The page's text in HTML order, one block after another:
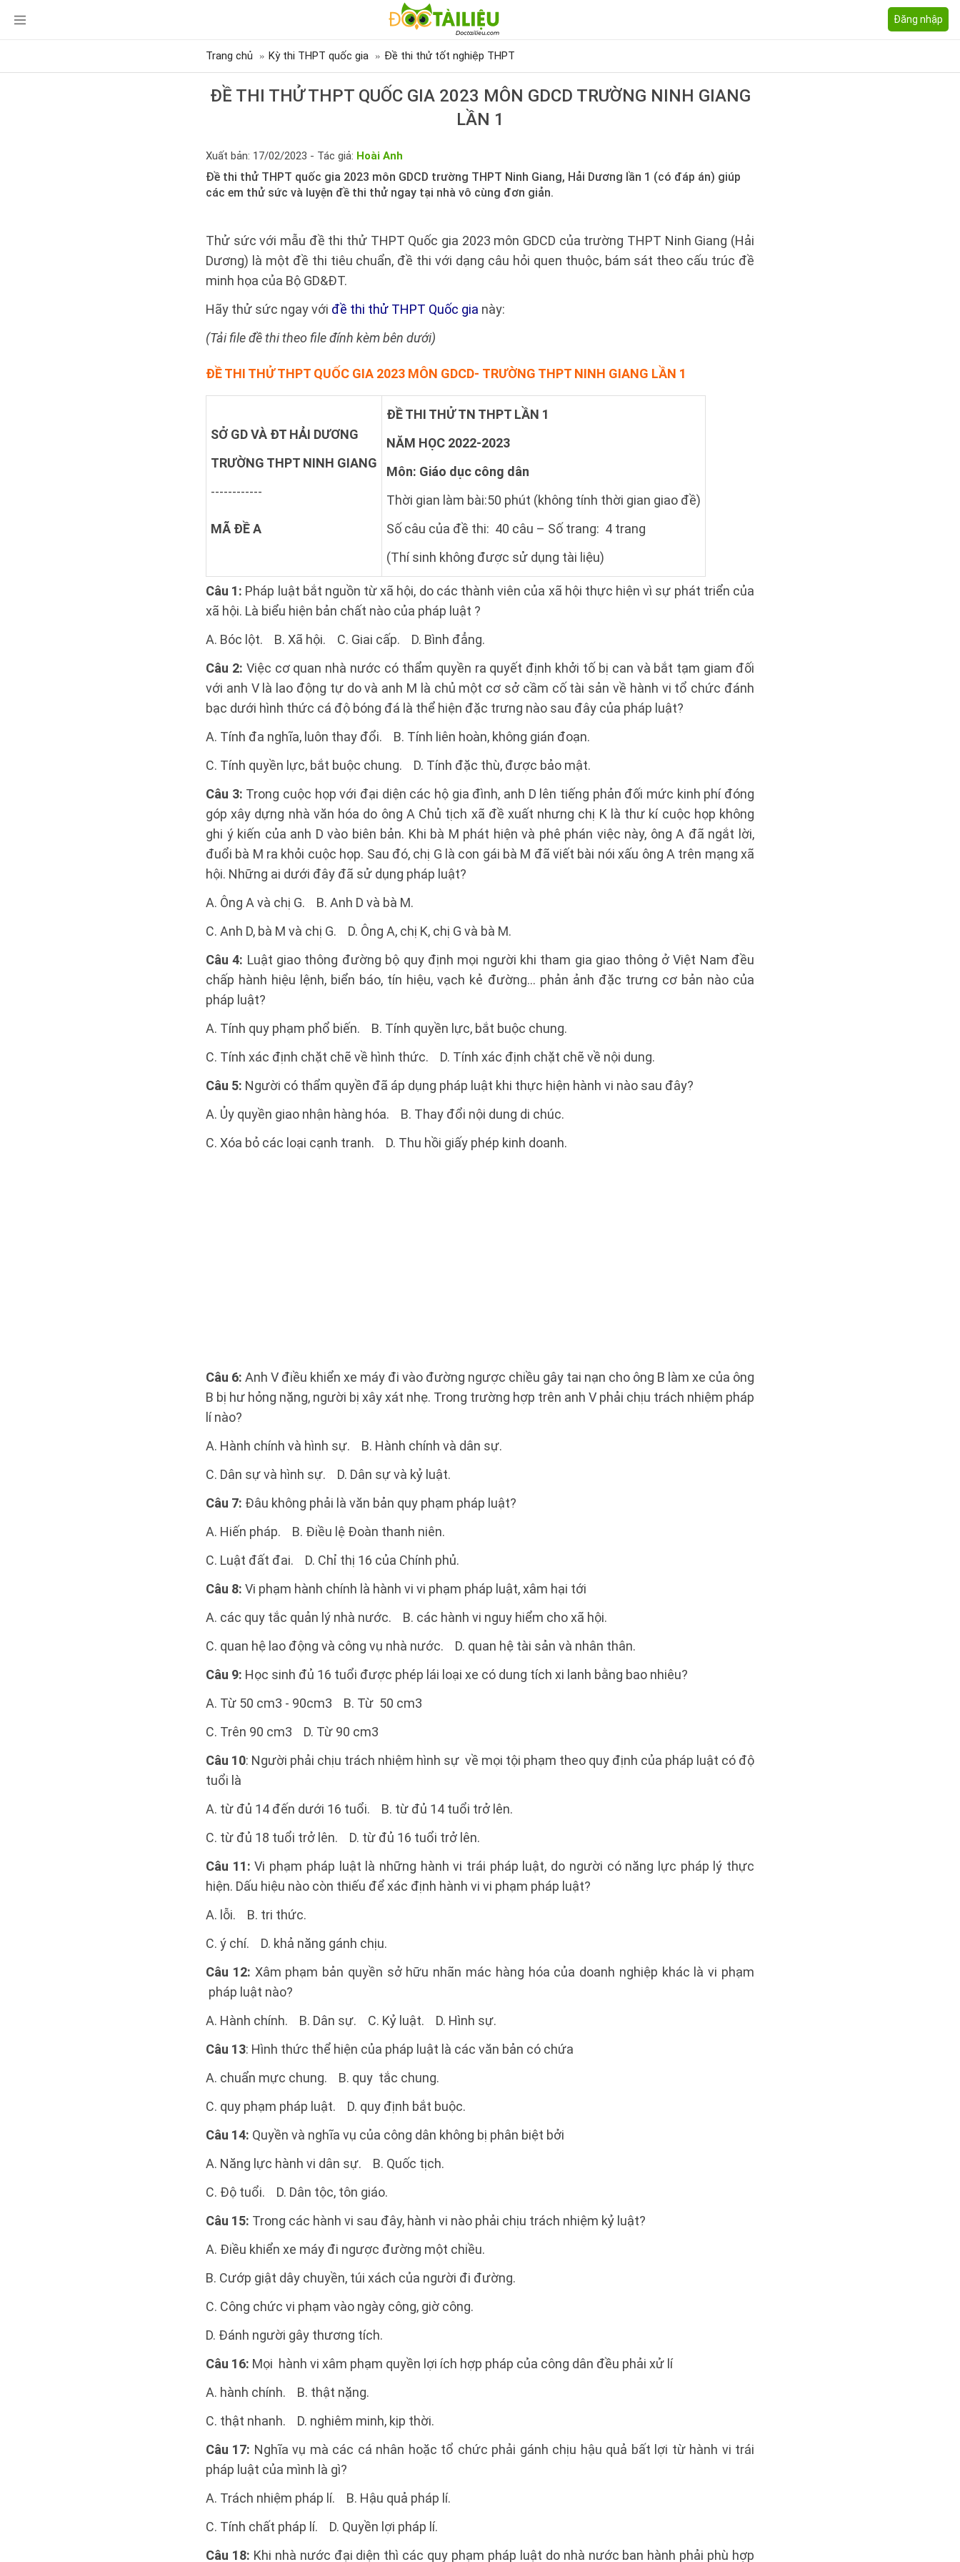
Đăng nhập
Trang chủ Kỳ thi THPT quốc gia Đề thi thử tốt nghiệp THPT
ĐỀ THI THỬ THPT QUỐC GIA 2023 MÔN GDCD TRƯỜNG NINH GIANG
LẦN 1
Xuất bản: 17/02/2023 - Tác giả: Hoài Anh
Đề thi thử THPT quốc gia 2023 môn GDCD trường THPT Ninh Giang, Hải Dương lần 1 (có đáp án) giúp
các em thử sức và luyện đề thi thử ngay tại nhà vô cùng đơn giản.
Thử sức với mẫu đề thi thử THPT Quốc gia 2023 môn GDCD của trường THPT Ninh Giang (Hải
Dương) là một đề thi tiêu chuẩn, đề thi với dạng câu hỏi quen thuộc, bám sát theo cấu trúc đề
minh họa của Bộ GD&ĐT.
Hãy thử sức ngay với đề thi thử THPT Quốc gia này:
(Tải file đề thi theo file đính kèm bên dưới)
ĐỀ THI THỬ THPT QUỐC GIA 2023 MÔN GDCD- TRƯỜNG THPT NINH GIANG LẦN 1
SỞ GD VÀ ĐT HẢI DƯƠNG
TRƯỜNG THPT NINH GIANG
------------
MÃ ĐỀ A
ĐỀ THI THỬ TN THPT LẦN 1
NĂM HỌC 2022-2023
Môn: Giáo dục công dân
Thời gian làm bài:50 phút (không tính thời gian giao đề)
Số câu của đề thi: 40 câu – Số trang: 4 trang
(Thí sinh không được sử dụng tài liệu)
Câu 1: Pháp luật bắt nguồn từ xã hội, do các thành viên của xã hội thực hiện vì sự phát triển của
xã hội. Là biểu hiện bản chất nào của pháp luật ?
A. Bóc lột. B. Xã hội. C. Giai cấp. D. Bình đẳng.
Câu 2: Việc cơ quan nhà nước có thẩm quyền ra quyết định khởi tố bị can và bắt tạm giam đối
với anh V là lao động tự do và anh M là chủ một cơ sở cầm cố tài sản về hành vi tổ chức đánh
bạc dưới hình thức cá độ bóng đá là thể hiện đặc trưng nào sau đây của pháp luật?
A. Tính đa nghĩa, luôn thay đổi. B. Tính liên hoàn, không gián đoạn.
C. Tính quyền lực, bắt buộc chung. D. Tính đặc thù, được bảo mật.
Câu 3: Trong cuộc họp với đại diện các hộ gia đình, anh D lên tiếng phản đối mức kinh phí đóng
góp xây dựng nhà văn hóa do ông A Chủ tịch xã đề xuất nhưng chị K là thư kí cuộc họp không
ghi ý kiến của anh D vào biên bản. Khi bà M phát hiện và phê phán việc này, ông A đã ngắt lời,
đuổi bà M ra khỏi cuộc họp. Sau đó, chị G là con gái bà M đã viết bài nói xấu ông A trên mạng xã
hội. Những ai dưới đây đã sử dụng pháp luật?
A. Ông A và chị G. B. Anh D và bà M.
C. Anh D, bà M và chị G. D. Ông A, chị K, chị G và bà M.
Câu 4: Luật giao thông đường bộ quy định mọi người khi tham gia giao thông ở Việt Nam đều
chấp hành hiệu lệnh, biển báo, tín hiệu, vạch kẻ đường… phản ảnh đặc trưng cơ bản nào của
pháp luật?
A. Tính quy phạm phổ biến. B. Tính quyền lực, bắt buộc chung.
C. Tính xác định chặt chẽ về hình thức. D. Tính xác định chặt chẽ về nội dung.
Câu 5: Người có thẩm quyền đã áp dụng pháp luật khi thực hiện hành vi nào sau đây?
A. Ủy quyền giao nhận hàng hóa. B. Thay đổi nội dung di chúc.
C. Xóa bỏ các loại cạnh tranh. D. Thu hồi giấy phép kinh doanh.
Câu 6: Anh V điều khiển xe máy đi vào đường ngược chiều gây tai nạn cho ông B làm xe của ông
B bị hư hỏng nặng, người bị xây xát nhẹ. Trong trường hợp trên anh V phải chịu trách nhiệm pháp
lí nào?
A. Hành chính và hình sự. B. Hành chính và dân sự.
C. Dân sự và hình sự. D. Dân sự và kỷ luật.
Câu 7: Đâu không phải là văn bản quy phạm pháp luật?
A. Hiến pháp. B. Điều lệ Đoàn thanh niên.
C. Luật đất đai. D. Chỉ thị 16 của Chính phủ.
Câu 8: Vi phạm hành chính là hành vi vi phạm pháp luật, xâm hại tới
A. các quy tắc quản lý nhà nước. B. các hành vi nguy hiểm cho xã hội.
C. quan hệ lao động và công vụ nhà nước. D. quan hệ tài sản và nhân thân.
Câu 9: Học sinh đủ 16 tuổi được phép lái loại xe có dung tích xi lanh bằng bao nhiêu?
A. Từ 50 cm3 - 90cm3 B. Từ 50 cm3
C. Trên 90 cm3 D. Từ 90 cm3
Câu 10: Người phải chịu trách nhiệm hình sự về mọi tội phạm theo quy định của pháp luật có độ
tuổi là
A. từ đủ 14 đến dưới 16 tuổi. B. từ đủ 14 tuổi trở lên.
C. từ đủ 18 tuổi trở lên. D. từ đủ 16 tuổi trở lên.
Câu 11: Vi phạm pháp luật là những hành vi trái pháp luật, do người có năng lực pháp lý thực
hiện. Dấu hiệu nào còn thiếu để xác định hành vi vi phạm pháp luật?
A. lỗi. B. tri thức.
C. ý chí. D. khả năng gánh chịu.
Câu 12: Xâm phạm bản quyền sở hữu nhãn mác hàng hóa của doanh nghiệp khác là vi phạm
pháp luật nào?
A. Hành chính. B. Dân sự. C. Kỷ luật. D. Hình sự.
Câu 13: Hình thức thể hiện của pháp luật là các văn bản có chứa
A. chuẩn mực chung. B. quy tắc chung.
C. quy phạm pháp luật. D. quy định bắt buộc.
Câu 14: Quyền và nghĩa vụ của công dân không bị phân biệt bởi
A. Năng lực hành vi dân sự. B. Quốc tịch.
C. Độ tuổi. D. Dân tộc, tôn giáo.
Câu 15: Trong các hành vi sau đây, hành vi nào phải chịu trách nhiệm kỷ luật?
A. Điều khiển xe máy đi ngược đường một chiều.
B. Cướp giật dây chuyền, túi xách của người đi đường.
C. Công chức vi phạm vào ngày công, giờ công.
D. Đánh người gây thương tích.
Câu 16: Mọi hành vi xâm phạm quyền lợi ích hợp pháp của công dân đều phải xử lí
A. hành chính. B. thật nặng.
C. thật nhanh. D. nghiêm minh, kịp thời.
Câu 17: Nghĩa vụ mà các cá nhân hoặc tổ chức phải gánh chịu hậu quả bất lợi từ hành vi trái
pháp luật của mình là gì?
A. Trách nhiệm pháp lí. B. Hậu quả pháp lí.
C. Tính chất pháp lí. D. Quyền lợi pháp lí.
Câu 18: Khi nhà nước đại diện thì các quy phạm pháp luật do nhà nước ban hành phải phù hợp